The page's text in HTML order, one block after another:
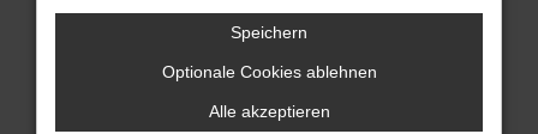
Stelle sicher, dass dein Browser und dein
Betriebssystem auf dem neuesten Stand
Veraltete Software birgt nicht nur ein
Speichern
Optionale Cookies ablehnen
Alle akzeptieren